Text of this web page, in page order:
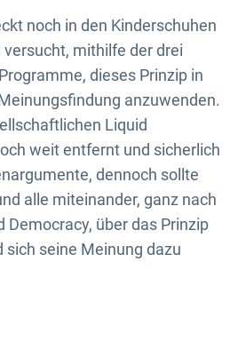
noch in den Kinderschuhen
mithilfe der drei
dieses Prinzip in
anzuwenden.
Liquid
weit entfernt und sicherlich
dennoch sollte
alle miteinander, ganz nach
Democracy, über das Prinzip
sich seine Meinung dazu